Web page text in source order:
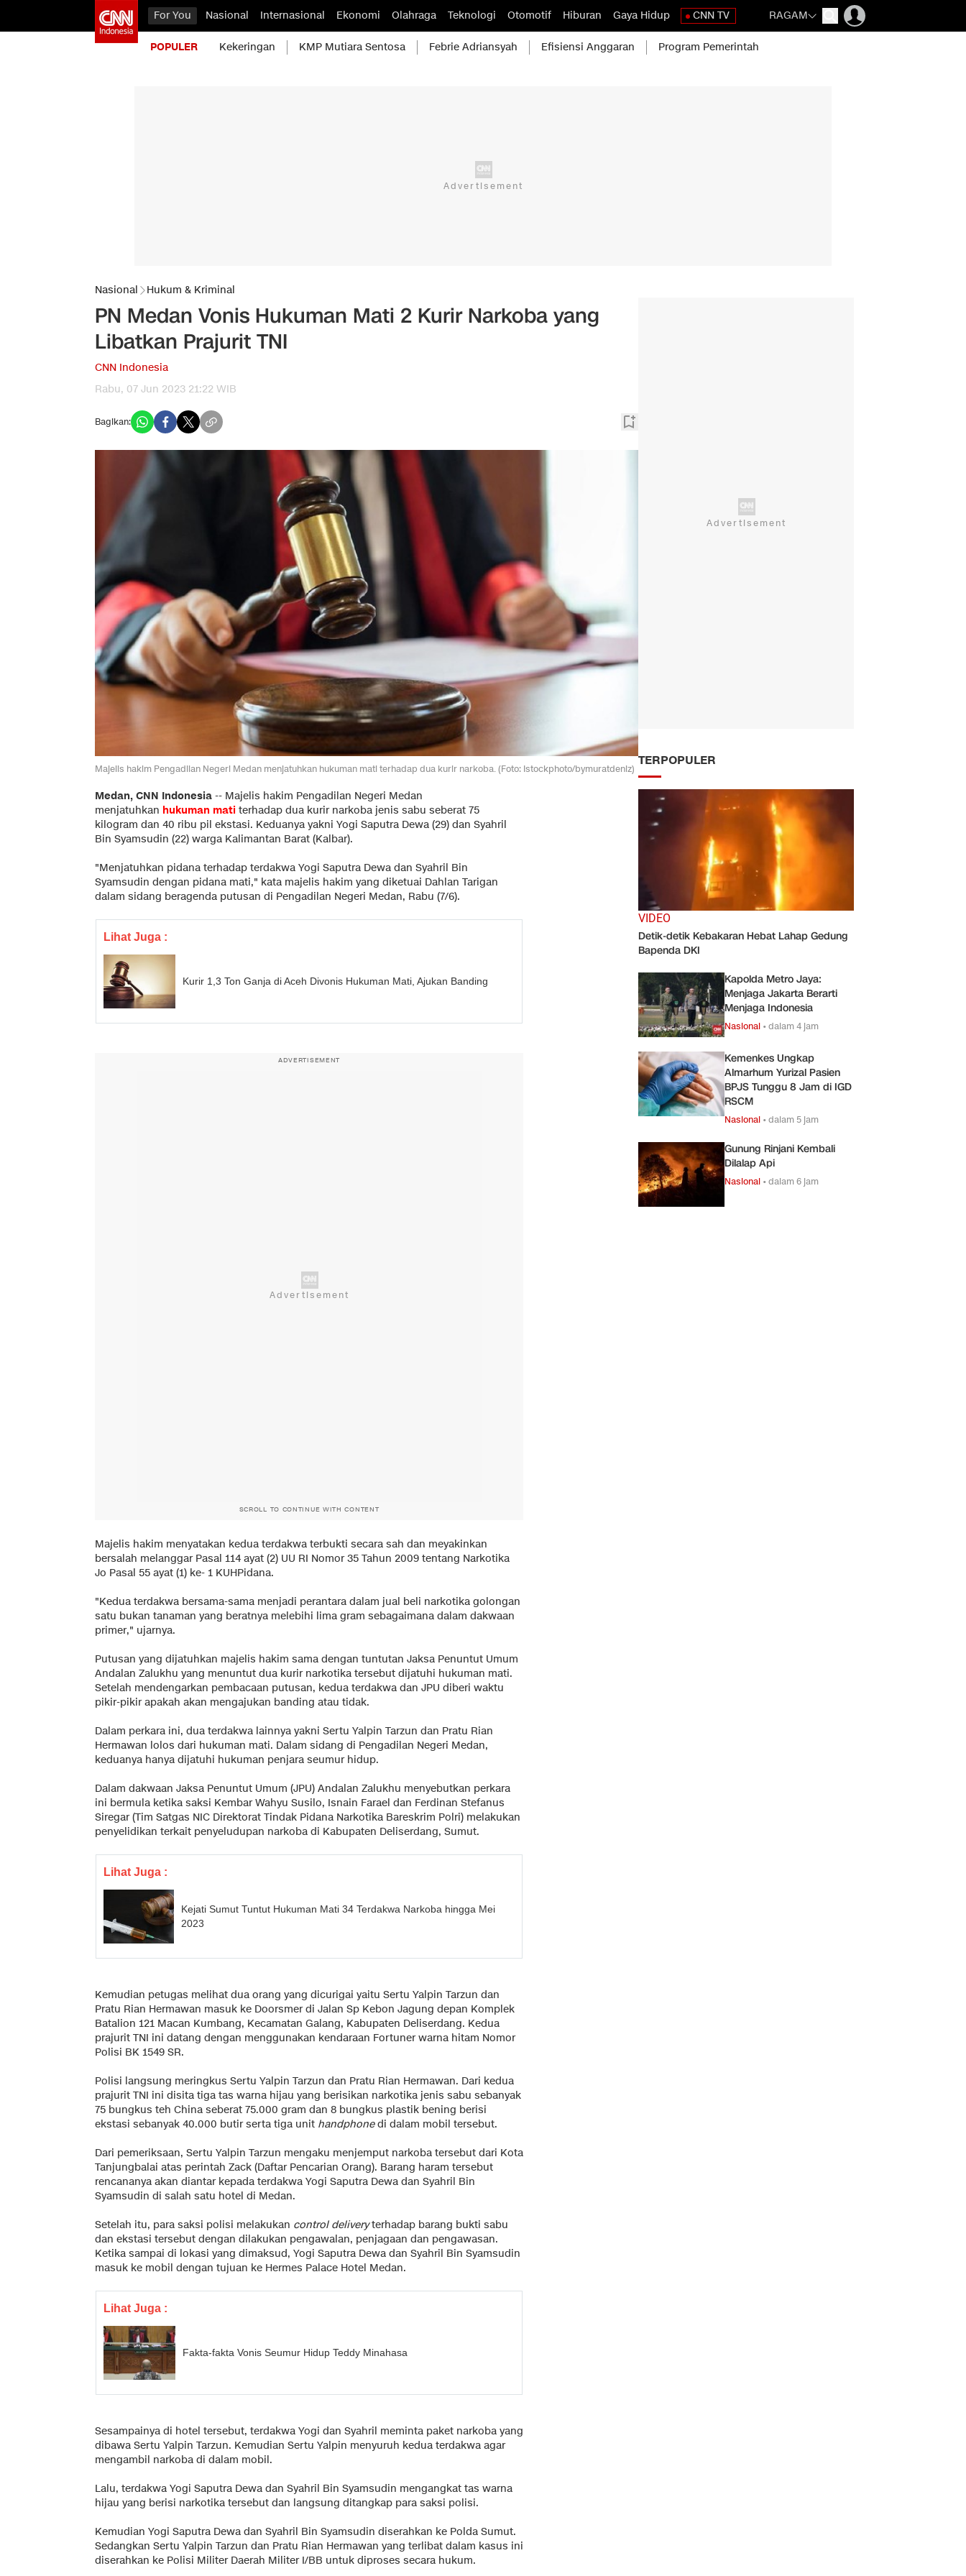
For You Nasional Internasional Ekonomi Olahraga Teknologi Otomotif Hiburan Gaya Hidup CNN TV RAGAM
POPULER Kekeringan KMP Mutiara Sentosa Febrie Adriansyah Efisiensi Anggaran Program Pemerintah
Nasional Hukum & Kriminal
PN Medan Vonis Hukuman Mati 2 Kurir Narkoba yang
Libatkan Prajurit TNI
CNN Indonesia
Rabu, 07 Jun 2023 21:22 WIB
Bagikan:
Majelis hakim Pengadilan Negeri Medan menjatuhkan hukuman mati terhadap dua kurir narkoba. (Foto: Istockphoto/bymuratdeniz)
Medan, CNN Indonesia -- Majelis hakim Pengadilan Negeri Medan
menjatuhkan hukuman mati terhadap dua kurir narkoba jenis sabu seberat 75
kilogram dan 40 ribu pil ekstasi. Keduanya yakni Yogi Saputra Dewa (29) dan Syahril
Bin Syamsudin (22) warga Kalimantan Barat (Kalbar).
"Menjatuhkan pidana terhadap terdakwa Yogi Saputra Dewa dan Syahril Bin
Syamsudin dengan pidana mati," kata majelis hakim yang diketuai Dahlan Tarigan
dalam sidang beragenda putusan di Pengadilan Negeri Medan, Rabu (7/6).
Lihat Juga :
Kurir 1,3 Ton Ganja di Aceh Divonis Hukuman Mati, Ajukan Banding
ADVERTISEMENT
SCROLL TO CONTINUE WITH CONTENT
Majelis hakim menyatakan kedua terdakwa terbukti secara sah dan meyakinkan
bersalah melanggar Pasal 114 ayat (2) UU RI Nomor 35 Tahun 2009 tentang Narkotika
Jo Pasal 55 ayat (1) ke- 1 KUHPidana.
"Kedua terdakwa bersama-sama menjadi perantara dalam jual beli narkotika golongan
satu bukan tanaman yang beratnya melebihi lima gram sebagaimana dalam dakwaan
primer," ujarnya.
Putusan yang dijatuhkan majelis hakim sama dengan tuntutan Jaksa Penuntut Umum
Andalan Zalukhu yang menuntut dua kurir narkotika tersebut dijatuhi hukuman mati.
Setelah mendengarkan pembacaan putusan, kedua terdakwa dan JPU diberi waktu
pikir-pikir apakah akan mengajukan banding atau tidak.
Dalam perkara ini, dua terdakwa lainnya yakni Sertu Yalpin Tarzun dan Pratu Rian
Hermawan lolos dari hukuman mati. Dalam sidang di Pengadilan Negeri Medan,
keduanya hanya dijatuhi hukuman penjara seumur hidup.
Dalam dakwaan Jaksa Penuntut Umum (JPU) Andalan Zalukhu menyebutkan perkara
ini bermula ketika saksi Kembar Wahyu Susilo, Isnain Farael dan Ferdinan Stefanus
Siregar (Tim Satgas NIC Direktorat Tindak Pidana Narkotika Bareskrim Polri) melakukan
penyelidikan terkait penyeludupan narkoba di Kabupaten Deliserdang, Sumut.
Lihat Juga :
Kejati Sumut Tuntut Hukuman Mati 34 Terdakwa Narkoba hingga Mei
2023
Kemudian petugas melihat dua orang yang dicurigai yaitu Sertu Yalpin Tarzun dan
Pratu Rian Hermawan masuk ke Doorsmer di Jalan Sp Kebon Jagung depan Komplek
Batalion 121 Macan Kumbang, Kecamatan Galang, Kabupaten Deliserdang. Kedua
prajurit TNI ini datang dengan menggunakan kendaraan Fortuner warna hitam Nomor
Polisi BK 1549 SR.
Polisi langsung meringkus Sertu Yalpin Tarzun dan Pratu Rian Hermawan. Dari kedua
prajurit TNI ini disita tiga tas warna hijau yang berisikan narkotika jenis sabu sebanyak
75 bungkus teh China seberat 75.000 gram dan 8 bungkus plastik bening berisi
ekstasi sebanyak 40.000 butir serta tiga unit handphonedi dalam mobil tersebut.
Dari pemeriksaan, Sertu Yalpin Tarzun mengaku menjemput narkoba tersebut dari Kota
Tanjungbalai atas perintah Zack (Daftar Pencarian Orang). Barang haram tersebut
rencananya akan diantar kepada terdakwa Yogi Saputra Dewa dan Syahril Bin
Syamsudin di salah satu hotel di Medan.
Setelah itu, para saksi polisi melakukan control deliveryterhadap barang bukti sabu
dan ekstasi tersebut dengan dilakukan pengawalan, penjagaan dan pengawasan.
Ketika sampai di lokasi yang dimaksud, Yogi Saputra Dewa dan Syahril Bin Syamsudin
masuk ke mobil dengan tujuan ke Hermes Palace Hotel Medan.
Lihat Juga :
Fakta-fakta Vonis Seumur Hidup Teddy Minahasa
Sesampainya di hotel tersebut, terdakwa Yogi dan Syahril meminta paket narkoba yang
dibawa Sertu Yalpin Tarzun. Kemudian Sertu Yalpin menyuruh kedua terdakwa agar
mengambil narkoba di dalam mobil.
Lalu, terdakwa Yogi Saputra Dewa dan Syahril Bin Syamsudin mengangkat tas warna
hijau yang berisi narkotika tersebut dan langsung ditangkap para saksi polisi.
Kemudian Yogi Saputra Dewa dan Syahril Bin Syamsudin diserahkan ke Polda Sumut.
Sedangkan Sertu Yalpin Tarzun dan Pratu Rian Hermawan yang terlibat dalam kasus ini
diserahkan ke Polisi Militer Daerah Militer I/BB untuk diproses secara hukum.
TERPOPULER
VIDEO
Detik-detik Kebakaran Hebat Lahap Gedung
Bapenda DKI
Kapolda Metro Jaya:
Menjaga Jakarta Berarti
Menjaga Indonesia
Nasional •dalam 4 jam
Kemenkes Ungkap
Almarhum Yurizal Pasien
BPJS Tunggu 8 Jam di IGD
RSCM
Nasional •dalam 5 jam
Gunung Rinjani Kembali
Dilalap Api
Nasional •dalam 6 jam